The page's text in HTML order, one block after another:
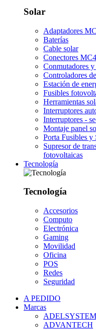
Solar
Adaptadores
Baterías
Cable solar
Conectores
Conmutadores
Controladores
Estación de
Fusibles
Herramientas
Interruptores
Interruptores -
Montaje panel
Porta Fusibles y
Supresor de
fotovoltaicas
Tecnología
Tecnología
Accesorios
Computo
Electrónica
Gaming
Movilidad
Oficina
POS
Redes
Seguridad
A PEDIDO
Marcas
ADELSYSTEM
ADVANTECH